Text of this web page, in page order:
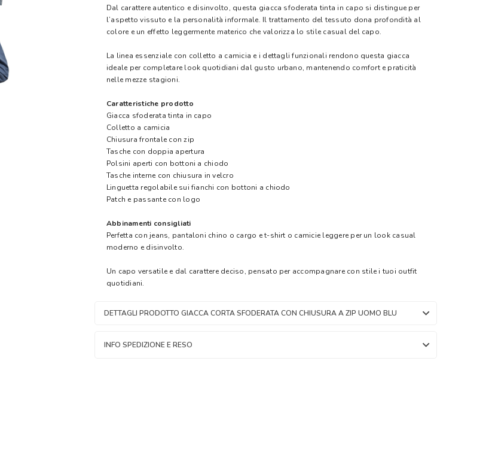
Dal carattere autentico e disinvolto, questa giacca sfoderata tinta in capo si distingue per
l’aspetto vissuto e la personalità informale. Il trattamento del tessuto dona profondità al
colore e un effetto leggermente materico che valorizza lo stile casual del capo.
La linea essenziale con colletto a camicia e i dettagli funzionali rendono questa giacca
ideale per completare look quotidiani dal gusto urbano, mantenendo comfort e praticità
nelle mezze stagioni.
Caratteristiche prodotto
Giacca sfoderata tinta in capo
Colletto a camicia
Chiusura frontale con zip
Tasche con doppia apertura
Polsini aperti con bottoni a chiodo
Tasche interne con chiusura in velcro
Linguetta regolabile sui fianchi con bottoni a chiodo
Patch e passante con logo
Abbinamenti consigliati
Perfetta con jeans, pantaloni chino o cargo e t-shirt o camicie leggere per un look casual
moderno e disinvolto.
Un capo versatile e dal carattere deciso, pensato per accompagnare con stile i tuoi outfit
quotidiani.
DETTAGLI PRODOTTO GIACCA CORTA SFODERATA CON CHIUSURA A ZIP UOMO BLU
INFO SPEDIZIONE E RESO